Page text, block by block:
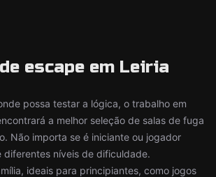
escape em Leiria
possa testar a lógica, o trabalho em
a melhor seleção de salas de fuga
Não importa se é iniciante ou jogador
níveis de dificuldade.
ideais para principiantes, como jogos